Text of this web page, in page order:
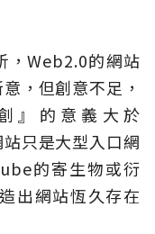
，Web2.0的網站
，但創意不足，
』的意義大於
只是大型入口網
的寄生物或衍
出網站恆久存在